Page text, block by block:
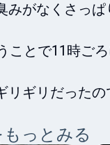
みがなくさっぱ
ことで11時ご
リギリだった
っとみる